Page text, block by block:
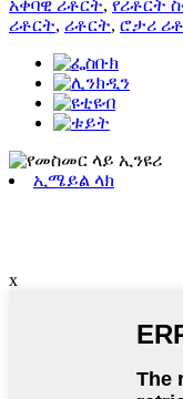
አቀባዊ ሪቶርት, የሪቶርት
ሪቶርት, ሪቶርት, ሮታሪ
ኢሜይል ላክ
x